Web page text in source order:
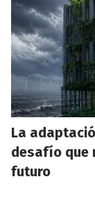
La
desafío que
futuro